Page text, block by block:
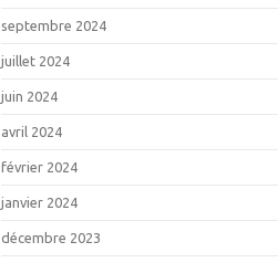
septembre 2024
juillet 2024
juin 2024
avril 2024
février 2024
janvier 2024
décembre 2023